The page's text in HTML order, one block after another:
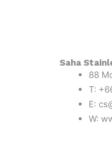
Saha
88
T:
E:
W: